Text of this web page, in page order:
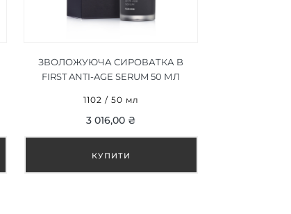
ЗВОЛОЖУЮЧА СИРОВАТКА B
FIRST ANTI-AGE SERUM 50 МЛ
1102 / 50 мл
3 016,00 ₴